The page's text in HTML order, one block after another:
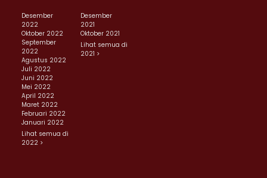
Desember
2022
Oktober 2022
September
2022
Agustus 2022
Juli 2022
Juni 2022
Mei 2022
April 2022
Maret 2022
Februari 2022
Januari 2022
Lihat semua di
2022 >
Desember
2021
Oktober 2021
Lihat semua di
2021 >